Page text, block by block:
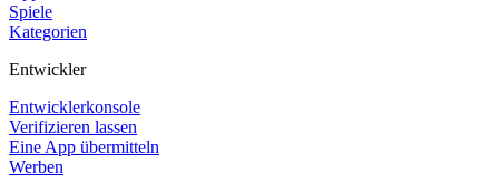
Spiele
Kategorien
Entwickler
Entwicklerkonsole
Verifizieren lassen
Eine App übermitteln
Werben